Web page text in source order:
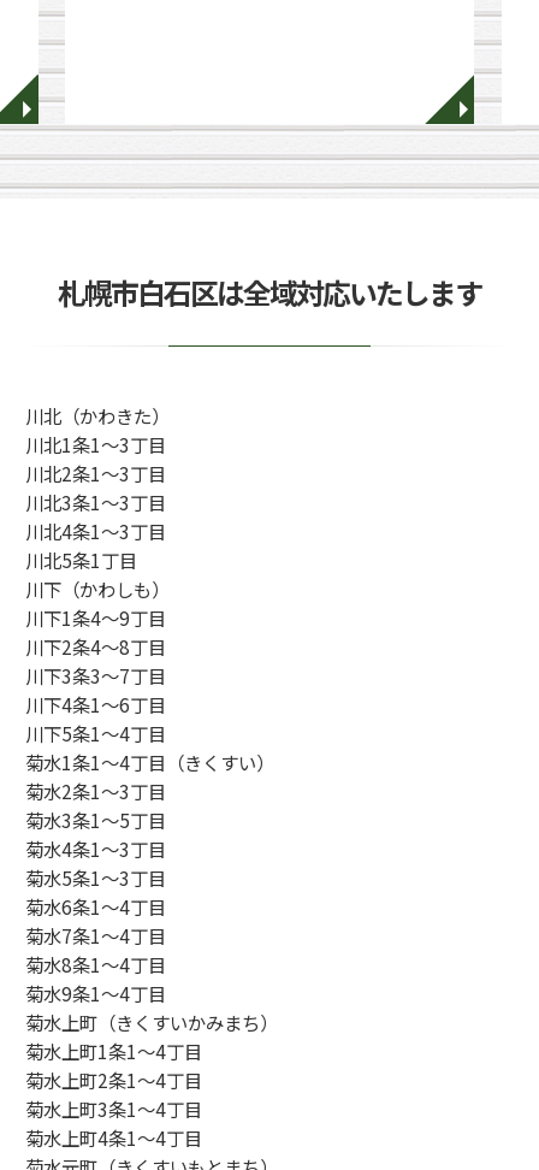
◥ ◥
札幌市白石区は全域対応いたします
川北（かわきた）
川北1条1～3丁目
川北2条1～3丁目
川北3条1～3丁目
川北4条1～3丁目
川北5条1丁目
川下（かわしも）
川下1条4～9丁目
川下2条4～8丁目
川下3条3～7丁目
川下4条1～6丁目
川下5条1～4丁目
菊水1条1～4丁目（きくすい）
菊水2条1～3丁目
菊水3条1～5丁目
菊水4条1～3丁目
菊水5条1～3丁目
菊水6条1～4丁目
菊水7条1～4丁目
菊水8条1～4丁目
菊水9条1～4丁目
菊水上町（きくすいかみまち）
菊水上町1条1～4丁目
菊水上町2条1～4丁目
菊水上町3条1～4丁目
菊水上町4条1～4丁目